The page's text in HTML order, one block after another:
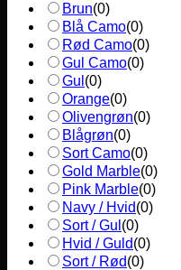
Brun(0)
Blå Camo(0)
Rød Camo(0)
Gul Camo(0)
Gul (0)
Orange(0)
Olivengrøn(0)
Blågrøn(0)
Sort Camo(0)
Gold Marble(0)
Pink Marble(0)
Navy / Hvid(0)
Sort / Gul (0)
Hvid / Guld(0)
Sort / Rød(0)